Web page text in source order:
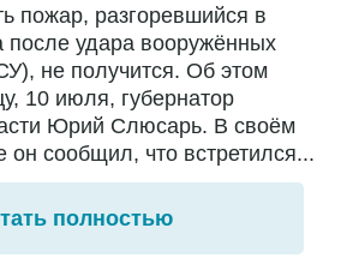
пожар, разгоревшийся в
после удара вооружённых
не получится. Об этом
10 июля, губернатор
Юрий Слюсарь. В своём
он сообщил, что встретился...
полностью